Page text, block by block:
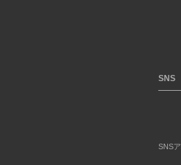
SNS
SNS